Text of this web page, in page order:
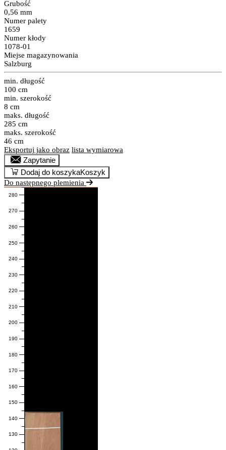
Grubość
0,56 mm
Numer palety
1659
Numer kłody
1078-01
Miejse magazynowania
Salzburg
min. długość
100 cm
min. szerokość
8 cm
maks. długość
285 cm
maks. szerokość
46 cm
Eksportuj jako obraz lista wymiarowa
Zapytanie
Dodaj do koszykaKoszyk
Do następnego plemienia
130
140
150
160
170
180
190
200
210
220
230
240
250
260
270
280